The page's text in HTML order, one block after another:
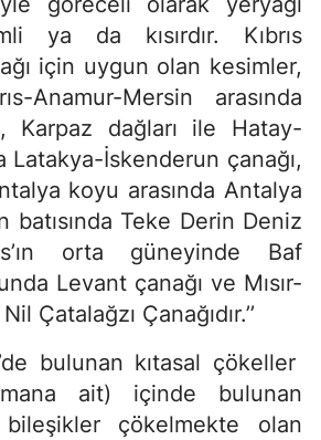
ya da kısırdır. Kıbrıs
için uygun olan kesimler,
Anamur-Mersin arasında
Karpaz dağları ile Hatay-
Latakya-İskenderun çanağı,
koyu arasında Antalya
batısında Teke Derin Deniz
orta güneyinde Baf
Levant çanağı ve Mısır-
Çatalağzı Çanağıdır.’’
bulunan kıtasal çökeller
ait) içinde bulunan
bileşikler çökelmekte olan